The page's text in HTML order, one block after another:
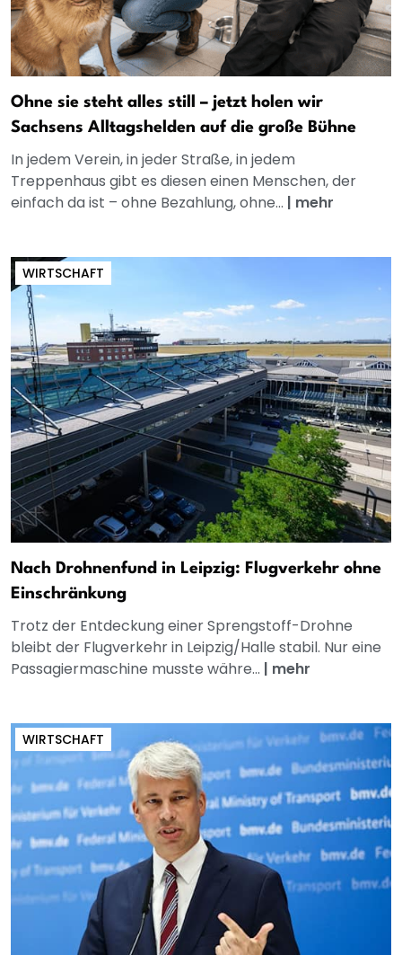
Ohne sie steht alles still – jetzt holen wir
Sachsens Alltagshelden auf die große Bühne
In jedem Verein, in jeder Straße, in jedem
Treppenhaus gibt es diesen einen Menschen, der
einfach da ist – ohne Bezahlung, ohne... | mehr
WIRTSCHAFT
Nach Drohnenfund in Leipzig: Flugverkehr ohne
Einschränkung
Trotz der Entdeckung einer Sprengstoff-Drohne
bleibt der Flugverkehr in Leipzig/Halle stabil. Nur eine
Passagiermaschine musste währe... | mehr
WIRTSCHAFT